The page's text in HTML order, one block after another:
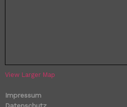
View Larger Map
Impressum